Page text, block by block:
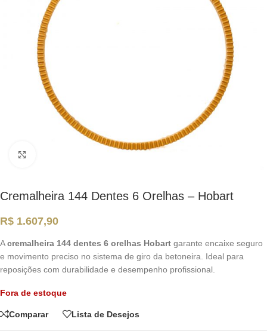
Cremalheira 144 Dentes 6 Orelhas – Hobart
R$ 1.607,90
Acremalheira 144 dentes 6 orelhas Hobart garante encaixe seguro
e movimento preciso no sistema de giro da betoneira. Ideal para
reposições com durabilidade e desempenho profissional.
Fora de estoque
Comparar Lista de Desejos